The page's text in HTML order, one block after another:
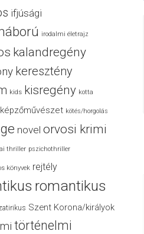
ifjúsági
irodalmi életrajz
kalandregény
keresztény
kids kisregény kotta
képzőművészet kötés/horgolás
novel orvosi krimi
thriller pszichothriller
könyvek rejtély
romantikus
Szent Korona/királyok
történelmi